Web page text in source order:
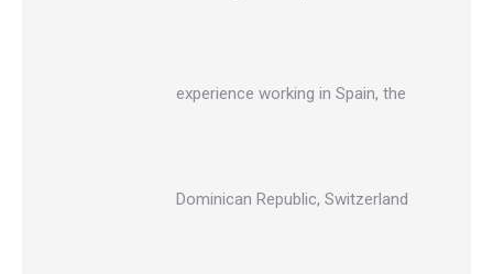
experience working in Spain, the
Dominican Republic, Switzerland